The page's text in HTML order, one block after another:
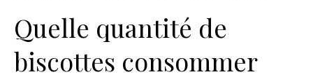
Quelle quantité de
biscottes consommer